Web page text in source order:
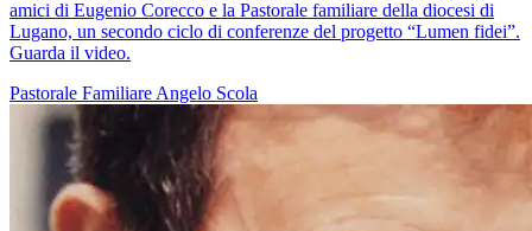
amici di Eugenio Corecco e la Pastorale familiare della diocesi di
Lugano, un secondo ciclo di conferenze del progetto “Lumen fidei”.
Guarda il video.
Pastorale Familiare Angelo Scola